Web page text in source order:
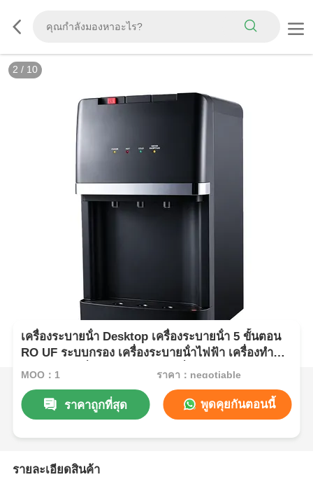
2 / 10
เครื่องระบายน้ํา Desktop เครื่องระบายน้ํา 5 ขั้นตอน
RO UF ระบบกรอง เครื่องระบายน้ําไฟฟ้า เครื่องทํา
ความเย็น เครื่องทําความร้อน เครื่องทําความสะอาด
MOQ：1 ราคา：negotiable
ราคาถูกที่สุด พูดคุยกันตอนนี้
รายละเอียดสินค้า